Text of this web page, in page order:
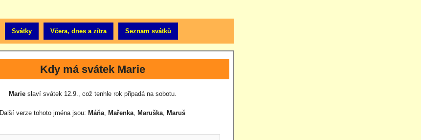
Svátky Včera, dnes a zítra Seznam svátků
Kdy má svátek Marie
Marieslaví svátek 12.9., což tenhle rok připadá na sobotu.
Další verze tohoto jména jsou: Máňa, Mařenka, Maruška, Maruš